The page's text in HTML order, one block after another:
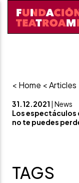
< Home < Articles
31.12.2021 | News
Los espectáculos
no te puedes
TAGS